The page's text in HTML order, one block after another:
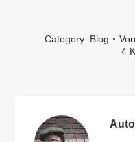
Category: Blog Von
4